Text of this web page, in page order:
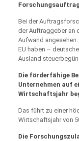
Bei der
der Auftraggeber an
Aufwand
EU haben –
Ausland
Die förderfähige
Unternehmen auf
Wirtschaftsjahr
Das führt zu einer
Wirtschaftsjahr von
Die